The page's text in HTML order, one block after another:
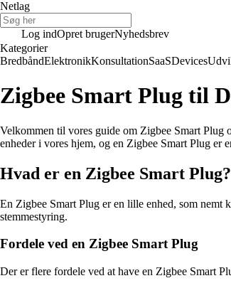
Netlag
Log indOpret brugerNyhedsbrev
Kategorier
BredbåndElektronikKonsultationSaaSDevices
Zigbee Smart Plug til
Velkommen til vores guide om Zigbee Smart Plug
enheder i vores hjem, og en Zigbee Smart Plug er
Hvad er en Zigbee Smart Plug?
En Zigbee Smart Plug er en lille enhed, som
stemmestyring.
Fordele ved en Zigbee Smart Plug
Der er flere fordele ved at have en Zigbee Smart